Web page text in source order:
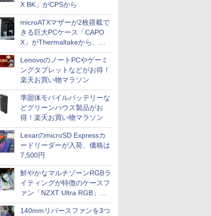
X BK」がCPSから
microATXマザーが2枚搭載で
きる巨大PCケース「CAPO
X」がThermaltakeから、カ
ラーは2色
LenovoのノートPCやゲーミ
ングタブレットなどがお得！
楽天お買い物マラソン
準固体モバイルバッテリーな
どグリーンハウス製品がお
得！楽天お買い物マラソン
LexarのmicroSD Expressカ
ードリーダーが入荷、価格は
7,500円
鮮やかなマルチゾーンRGBラ
イティングが特徴のケースフ
ァン「NZXT Ultra RGB」が
発売、計8製品
140mmリバースファンを3つ